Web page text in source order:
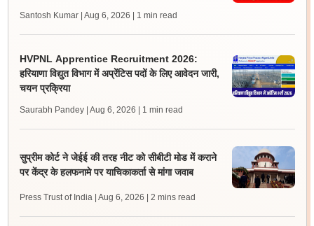
Santosh Kumar | Aug 6, 2026 | 1 min read
HVPNL Apprentice Recruitment 2026:
हरियाणा विद्युत विभाग में अप्रेंटिस पदों के लिए आवेदन जारी,
चयन प्रक्रिया
Saurabh Pandey | Aug 6, 2026 | 1 min read
सुप्रीम कोर्ट ने जेईई की तरह नीट को सीबीटी मोड में कराने
पर केंद्र के हलफनामे पर याचिकाकर्ता से मांगा जवाब
Press Trust of India | Aug 6, 2026 | 2 mins read